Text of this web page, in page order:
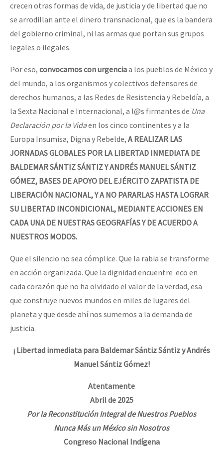
crecen otras formas de vida, de justicia y de libertad que no
se arrodillan ante el dinero transnacional, que es la bandera
del gobierno criminal, ni las armas que portan sus grupos
legales o ilegales.
Por eso, convocamos con urgenciaa los pueblos de México y
del mundo, a los organismos y colectivos defensores de
derechos humanos, a las Redes de Resistencia y Rebeldía, a
la Sexta Nacional e Internacional, a l@s firmantes de Una
Declaración por la Vidaen los cinco continentes y a la
Europa Insumisa, Digna y Rebelde, A REALIZAR LAS
JORNADAS GLOBALES POR LA LIBERTAD INMEDIATA DE
BALDEMAR SÁNTIZ SÁNTIZ Y ANDRÉS MANUEL SÁNTIZ
GÓMEZ, BASES DE APOYO DEL EJÉRCITO ZAPATISTA DE
LIBERACIÓN NACIONAL, Y A NO PARARLAS HASTA LOGRAR
SU LIBERTAD INCONDICIONAL, MEDIANTE ACCIONES EN
CADA UNA DE NUESTRAS GEOGRAFÍAS Y DE ACUERDO A
NUESTROS MODOS.
Que el silencio no sea cómplice. Que la rabia se transforme
en acción organizada. Que la dignidad encuentre eco en
cada corazón que no ha olvidado el valor de la verdad, esa
que construye nuevos mundos en miles de lugares del
planeta y que desde ahí nos sumemos a la demanda de
justicia.
¡ Libertad inmediata para Baldemar Sántiz Sántiz y Andrés
Manuel Sántiz Gómez!
Atentamente
Abril de 2025
Por la Reconstitución Integral de Nuestros Pueblos
Nunca Más un México sin Nosotros
Congreso Nacional Indígena